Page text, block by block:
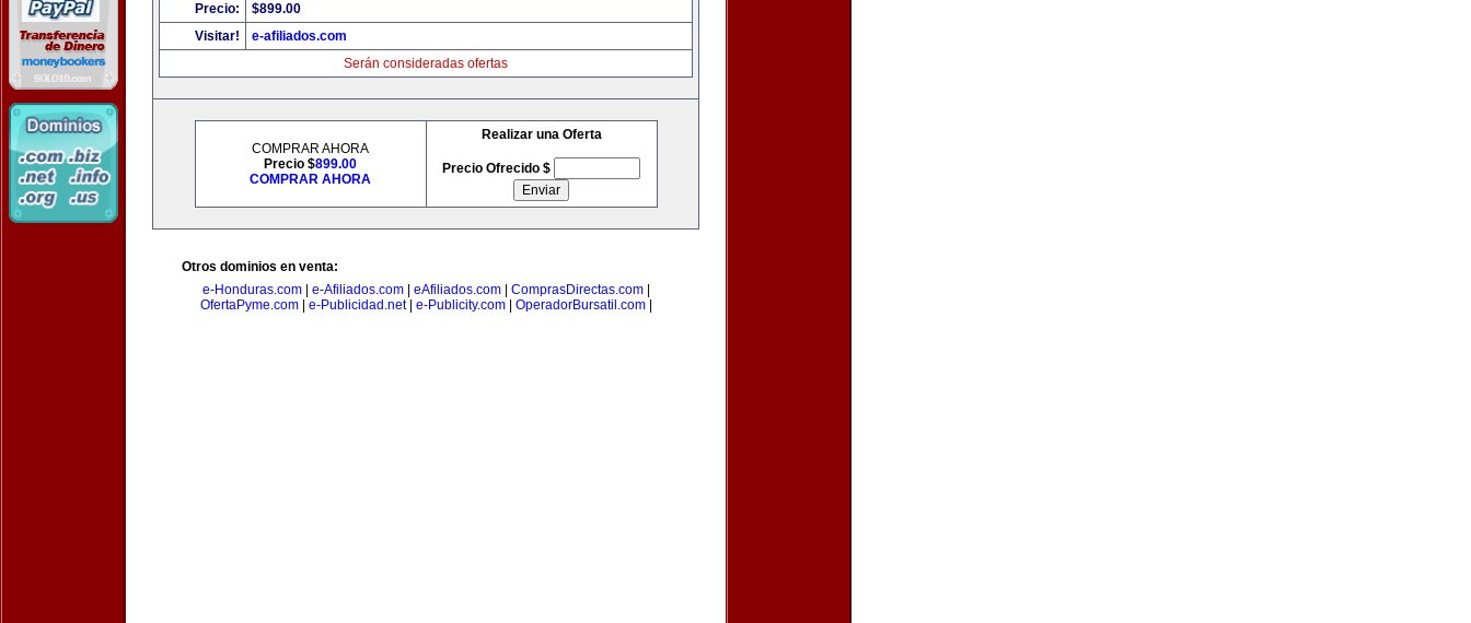
Precio:
$899.00
Visitar!
e-afiliados.com
Serán consideradas ofertas
COMPRAR AHORA
Precio $899.00
COMPRAR AHORA
Realizar una Oferta
Precio Ofrecido $
Otros dominios en venta:
e-Honduras.com| e-Afiliados.com| eAfiliados.com| ComprasDirectas.com|
OfertaPyme.com| e-Publicidad.net| e-Publicity.com| OperadorBursatil.com|